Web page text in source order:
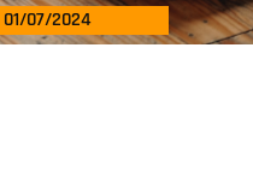
01/07/2024